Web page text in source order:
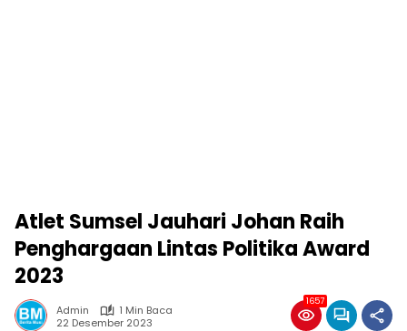
Atlet Sumsel Jauhari Johan Raih
Penghargaan Lintas Politika Award
2023
Admin
1 Min Baca
22 Desember 2023
1657